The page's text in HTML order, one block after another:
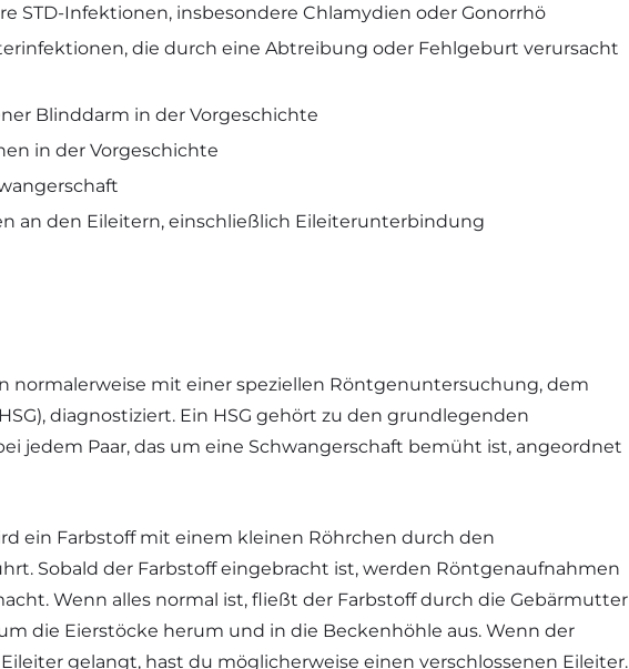
STD-Infektionen, insbesondere Chlamydien oder Gonorrhö
die durch eine Abtreibung oder Fehlgeburt verursacht
Blinddarm in der Vorgeschichte
in der Vorgeschichte
an den Eileitern, einschließlich Eileiterunterbindung
normalerweise mit einer speziellen Röntgenuntersuchung, dem
diagnostiziert. Ein HSG gehört zu den grundlegenden
jedem Paar, das um eine Schwangerschaft bemüht ist, angeordnet
ein Farbstoff mit einem kleinen Röhrchen durch den
Sobald der Farbstoff eingebracht ist, werden Röntgenaufnahmen
Wenn alles normal ist, fließt der Farbstoff durch die Gebärmutter
die Eierstöcke herum und in die Beckenhöhle aus. Wenn der
gelangt, hast du möglicherweise einen verschlossenen Eileiter.